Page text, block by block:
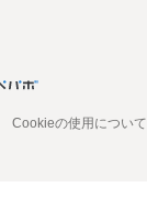
Cookieの使用について